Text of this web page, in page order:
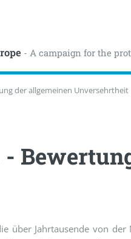
- A campaign for the
der allgemeinen Unversehrtheit
über Jahrtausende von der